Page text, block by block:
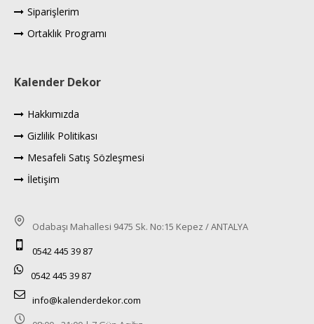
Siparişlerim
Ortaklık Programı
Kalender Dekor
Hakkımızda
Gizlilik Politikası
Mesafeli Satış Sözleşmesi
İletişim
Odabaşı Mahallesi 9475 Sk. No:15 Kepez / ANTALYA
0542 445 39 87
0542 445 39 87
info@kalenderdekor.com